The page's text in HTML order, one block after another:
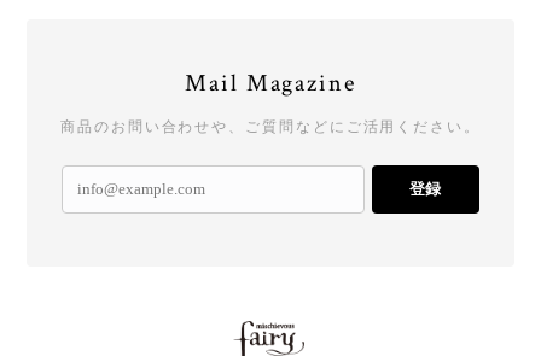
Mail Magazine
商品のお問い合わせや、ご質問などにご活用ください。
登録